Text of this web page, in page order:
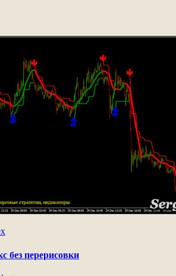
без перерисовки